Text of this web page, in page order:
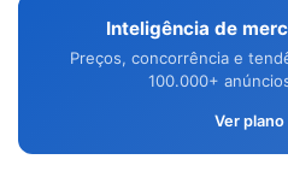
Inteligência de
Preços, concorrência e
100.000+
Ver plano